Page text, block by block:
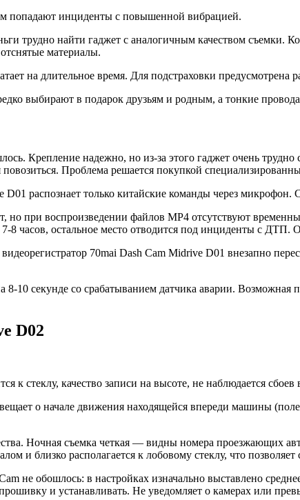
попадают инциденты с повышенной вибрацией.
трудно найти гаджет с аналогичным качеством
материалы.
на длительное время. Для подстраховки предусмотрена
выбирают в подарок друзьям и родным, а тонкие
Крепление надежно, но из-за этого гаджет очень
Проблема решается покупкой
распознает только китайские команды через микрофон.
но при воспроизведении файлов MP4 отсутствуют
8 часов, остальное место отводится под инциденты с ДТП.
70mai Dash Cam Midrive D01 внезапно
8-10 секунде со срабатыванием датчика аварии.
D02
к стеклу, качество записи на высоте, не наблюдается
о начале движения находящейся впереди машины
Ночная съемка четкая — видны номера проезжающих
и близко располагается к лобовому стеклу, что позволяет
не обошлось: в настройках изначально выставлено
и устанавливать. Не уведомляет о камерах или